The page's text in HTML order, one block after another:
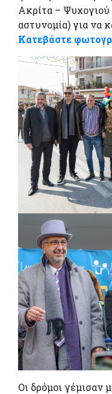
Ακρίτα – Ψυχογιού
αστυνομία) για να
Κατεβάστε
Οι δρόμοι γέμισαν